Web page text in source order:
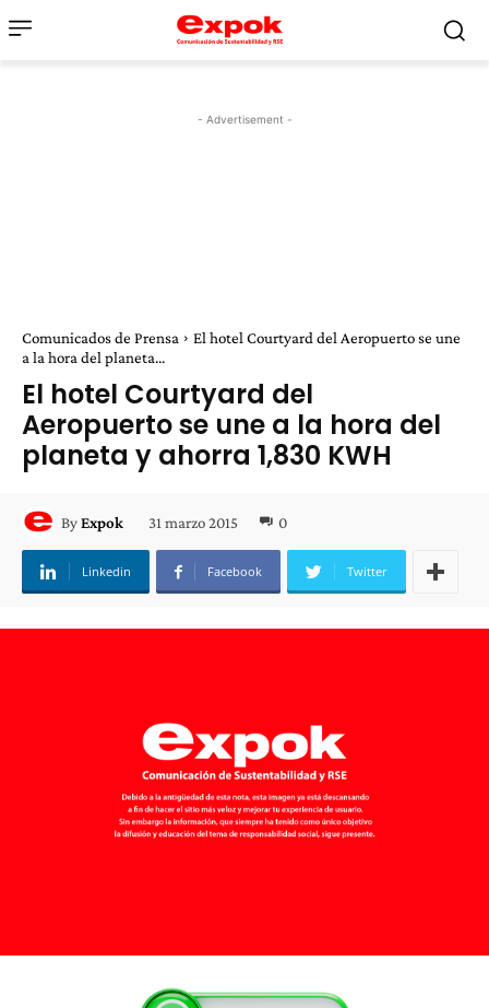
- Advertisement -
Comunicados de Prensa
El hotel Courtyard del Aeropuerto se une
a la hora del planeta...
El hotel Courtyard del
Aeropuerto se une a la hora del
planeta y ahorra 1,830 KWH
ByExpok 31 marzo 2015 0
Linkedin Facebook Twitter